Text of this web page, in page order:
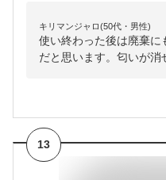
キリマンジャロ(50代・男性)
使い終わった後は廃棄に
だと思います。匂いが消
13